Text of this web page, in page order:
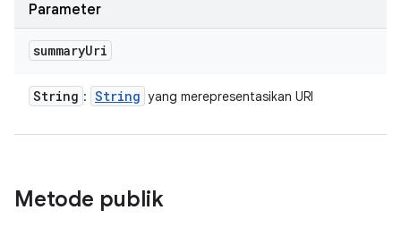
Parameter
summaryUri
String : String yang merepresentasikan URI
Metode publik